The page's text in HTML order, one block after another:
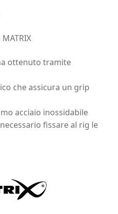
ottenuto tramite
che assicura un grip
acciaio inossidabile
fissare al rig le